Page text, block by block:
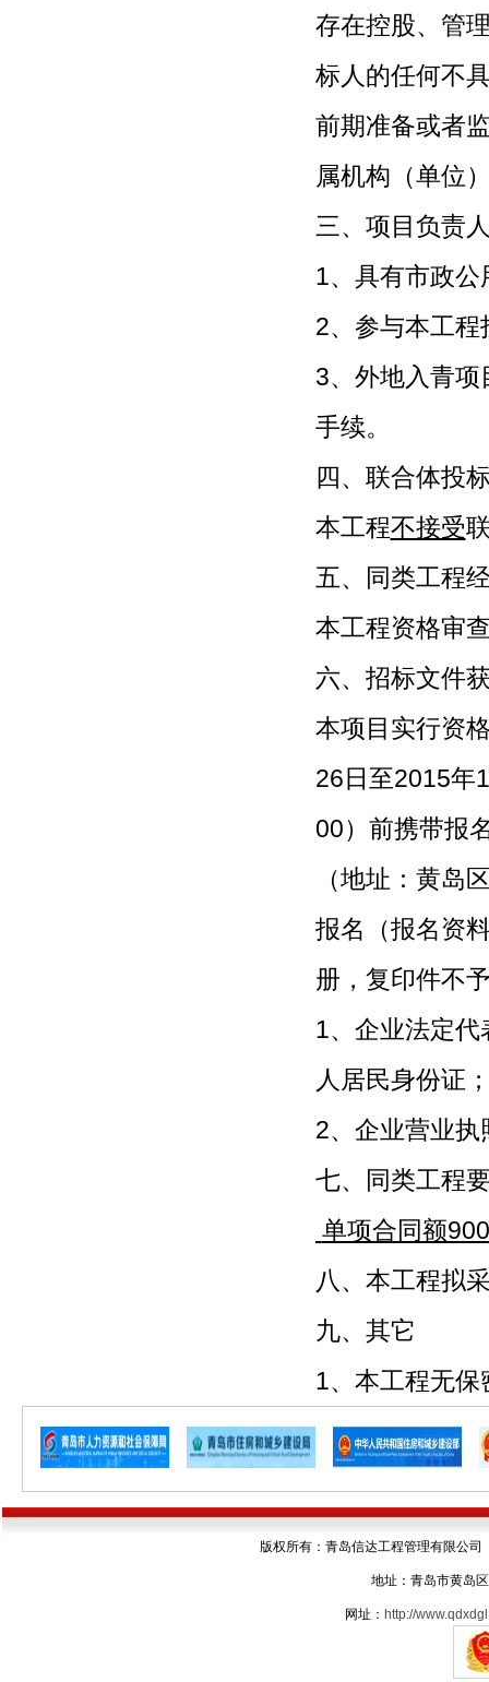
存在控股、管
标人的任何不
前期准备或者
属机构（单位
三、项目负责
1、具有市政
2、参与本工
3、外地入青
手续
四、联合体投
本工程不接受
五、同类工程
本工程资格审
六、招标文件
本项目实行资
26日至2015年
00）前携带报
（地址：黄岛
报名（报名资
册，复印件不
1、企业法定
人居民身份证
2、企业营业执
七、同类工程
单项合同额
八、本工程拟
九、其它
1、本工程无保
版权所有：青岛信达工程管理有限公
地址：青岛市黄岛
网址： http://